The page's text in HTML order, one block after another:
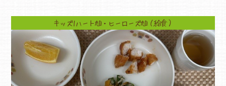
キッズ1ハート旭・ヒーローズ旭（給食）